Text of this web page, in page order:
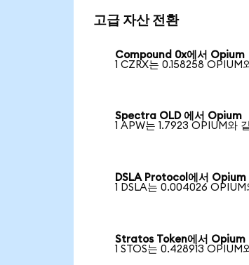
고급 자산 전환
Compound 0x에서 Opium
1 CZRX는 0.158258 OPIUM
Spectra OLD 에서 Opium
1 APW는 1.7923 OPIUM와
DSLA Protocol에서 Opium
1 DSLA는 0.004026 OPIUM
Stratos Token에서 Opium
1 STOS는 0.428913 OPIUM